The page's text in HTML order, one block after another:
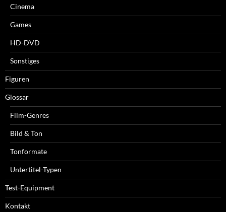
Cinema
Games
HD-DVD
Sonstiges
Figuren
Glossar
Film-Genres
Bild & Ton
Tonformate
Untertitel-Typen
Test-Equipment
Kontakt